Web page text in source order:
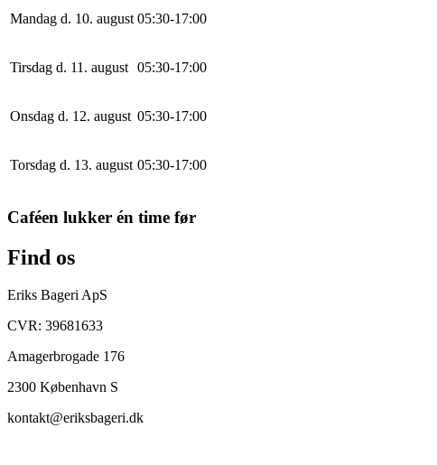
Mandag d. 10. august 05:30-17:00
Tirsdag d. 11. august 05:30-17:00
Onsdag d. 12. august 05:30-17:00
Torsdag d. 13. august 05:30-17:00
Caféen lukker én time før
Find os
Eriks Bageri ApS
CVR: 39681633
Amagerbrogade 176
2300 København S
kontakt@eriksbageri.dk